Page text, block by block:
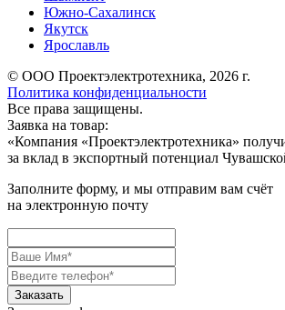
Южно-Сахалинск
Якутск
Ярославль
© ООО Проектэлектротехника, 2026 г.
Политика конфиденциальности
Все права защищены.
Заявка на товар:
«Компания «Проектэлектротехника»
за вклад в экспортный потенциал
Заполните форму, и мы отправим вам счёт
на электронную почту